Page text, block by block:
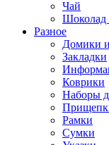
Чай
Шоколад
Разное
Домики
Закладки
Коврики
Наборы
Рамки
Сумки